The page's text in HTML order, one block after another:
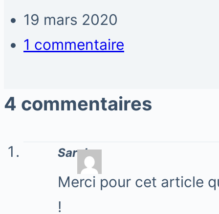
19 mars 2020
1 commentaire
4 commentaires
Sarah
Merci pour cet article
!